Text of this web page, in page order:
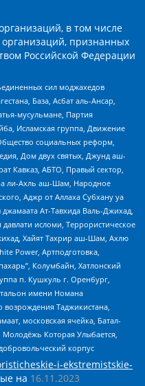
в том числе
признанных
Российской Федерации
сил моджахедов
База, Асбат аль-Ансар,
мусульмане, Партия
Исламская группа, Движение
социальных реформ,
Дом двух святых, Джунд аш-
Кавказ, АБТО, Правый сектор,
ли-Ахль аш-Шам, Народное
Аджр от Аллаха Субхану уа
Ат-Тавхида Валь-Джихад,
исломи, Террористическое
Хайят Тахрир аш-Шам, Ахлю
Power, Артподготовка,
Колумбайн, Хатлонский
п. Кушкуль г. Оренбург,
имени Номана
Таджикистана,
московская ячейка, Батал-
Которая Улыбается,
корпус
i-ekstremistskie-
на 16.11.2023